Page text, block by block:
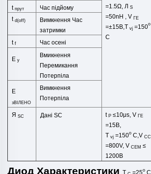
=1.5Ω, ЛS
=50nH VГЕ
=±15В,Tvj=150o
C
tпрут Час підйому
td(off) Вимкнення Час
затримки
tf Час осені
Еу
Вмикнення
Перемикання
Потерпіла
Е
зВІЛЕНО
Вимкнення
Потерпіла
ЯSC Дані SC tP≤10μs,VГЕ
=15В,
Tvj=150o C,VCC
=800V,VCEM≤
1200В
Диод Характеристики o